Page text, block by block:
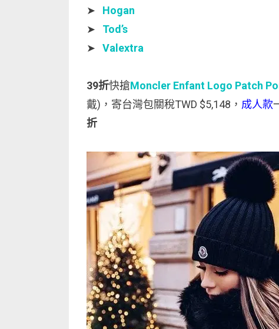
➤ Hogan
➤ Tod’s
➤ Valextra
39折快搶Moncler Enfant Logo Patch
戴)，寄台灣包關稅TWD $5,148， 成人款
折